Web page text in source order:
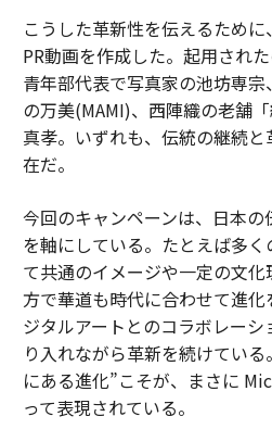
こうした革新性を伝えるため
PR動画を作成した。起用され
青年部代表で写真家の池坊専
の万美(MAMI)、西陣織の老舗
真孝。いずれも、伝統の継続
在だ。
今回のキャンペーンは、日本
を軸にしている。たとえば多
て共通のイメージや一定の文
方で華道も時代に合わせて進
ジタルアートとのコラボレー
り入れながら革新を続けてい
にある進化”こそが、まさに
って表現されている。